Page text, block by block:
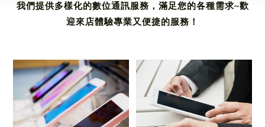
我們提供多樣化的數位通訊服務，滿足您的各種需求~歡
迎來店體驗專業又便捷的服務！